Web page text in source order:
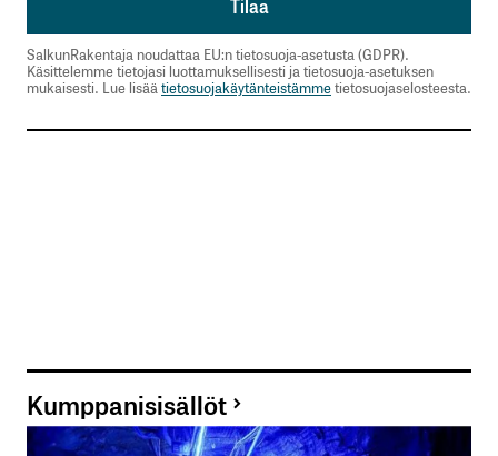
Lähetä kommentti
SalkunRakentaja noudattaa EU:n tietosuoja-asetusta (GDPR).
Käsittelemme tietojasi luottamuksellisesti ja tietosuoja-asetuksen
mukaisesti. Lue lisäätietosuojakäytänteistämmetietosuojaselosteesta.
Kumppanisisällöt